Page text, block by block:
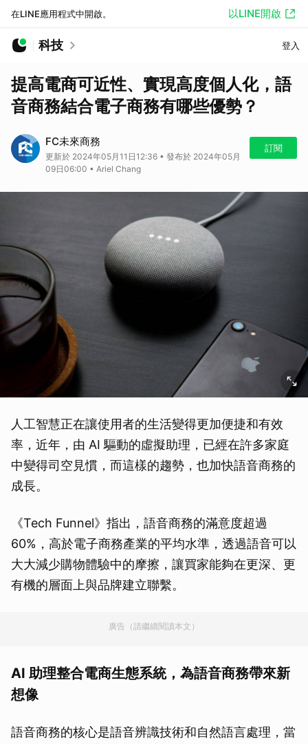
在LINE應用程式中開啟。 以LINE開啟
科技 登入
提高電商可近性、實現高度個人化，語
音商務結合電子商務有哪些優勢？
FC未來商務
更新於 2024年05月11日12:36 • 發布於 2024年05月
09日06:00 • Ariel Chang
訂閱
人工智慧正在讓使用者的生活變得更加便捷和有效
率，近年，由 AI 驅動的虛擬助理，已經在許多家庭
中變得司空見慣，而這樣的趨勢，也加快語音商務的
成長。
《Tech Funnel》指出，語音商務的滿意度超過
60%，高於電子商務產業的平均水準，透過語音可以
大大減少購物體驗中的摩擦，讓買家能夠在更深、更
有機的層面上與品牌建立聯繫。
廣告（請繼續閱讀本文）
AI 助理整合電商生態系統，為語音商務帶來新
想像
語音商務的核心是語音辨識技術和自然語言處理，當